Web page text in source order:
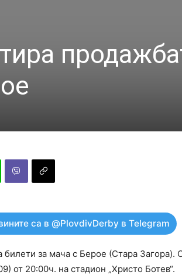
са в @PlovdivDerby в Telegram
билети за мача с Берое (Стара Загора).
от 20:00ч. на стадион „Христо Ботев“.